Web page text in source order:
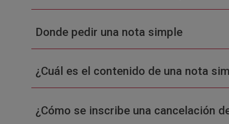
Donde pedir una nota simple
¿Cuál es el contenido de una nota
¿Cómo se inscribe una cancelación